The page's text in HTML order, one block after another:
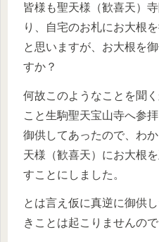
皆様も聖天様（歓喜天）
り、自宅のお札にお大根
と思いますが、お大根を
すか？
何故このようなことを聞
こと生駒聖天宝山寺へ参
御供してあったので、わ
天様（歓喜天）にお大根
すことにしました。
とは言え仮に真逆に御供
きことは起こりませんので